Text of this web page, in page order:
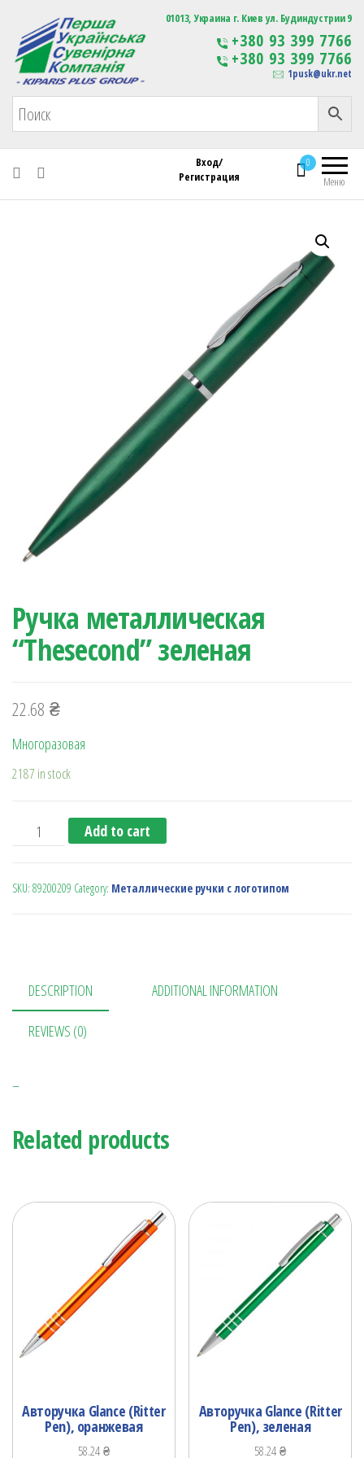
Первая Украинская Сувенирная Компания Изготовление
сувенирной продукции
с логотипом
01013, Украина г. Киев ул. Будиндустрии 9
+380 93 399 7766
+380 93 399 7766
1pusk@ukr.net
Меню
0
Вход/
Регистрация
Ручка металлическая
“Thesecond” зеленая
22.68 ₴
Многоразовая
2187 in stock
Ручка металлическая "Thesecond" зеленая quantity
Add to cart
SKU: 89200209 Category: Металлические ручки с логотипом
DESCRIPTION ADDITIONAL INFORMATION
REVIEWS (0)
–
Related products
Авторучка Glance (Ritter
Pen), оранжевая
58.24₴
Авторучка Glance (Ritter
Pen), зеленая
58.24₴